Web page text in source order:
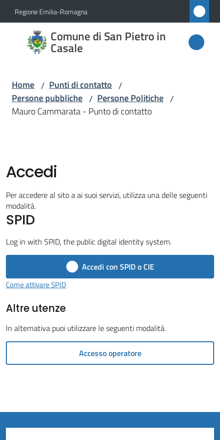
Vai al contenuto
Vai alla navigazione
Vai al footer
Regione Emilia-Romagna
Comune di San Pietro in
Casale
Comune
di San
Casale
Novità
Servizi
Vivere
Comune
Amministrazione
Trasparente
gli
Home / Punti di contatto /
Persone pubbliche / Persone Politiche /
Mauro Cammarata - Punto di contatto
Accedi
Per accedere al sito a ai suoi servizi, utilizza una delle seguenti
modalità.
SPID
Log in with SPID, the public digital identity system.
Accedi con SPID o CIE
Come attivare SPID
Altre utenze
In alternativa puoi utilizzare le seguenti modalità.
Accesso operatore